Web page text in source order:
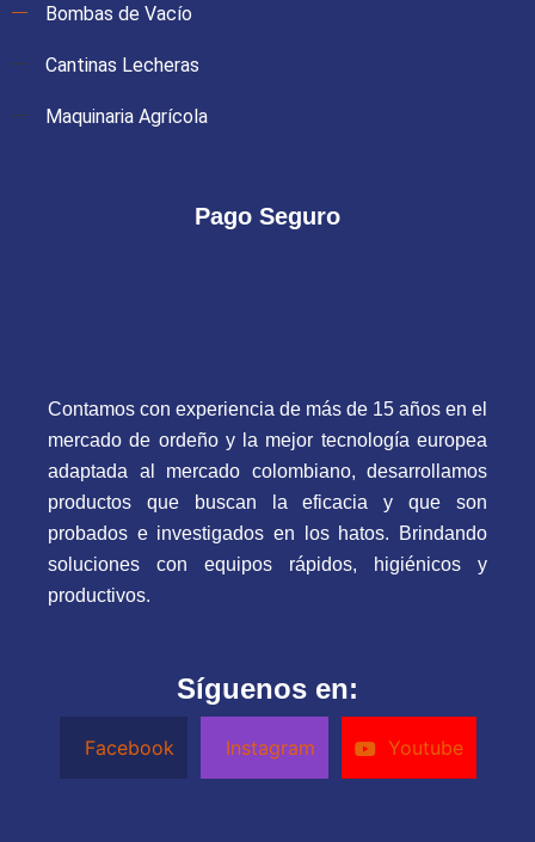
Bombas de Vacío
Cantinas Lecheras
Maquinaria Agrícola
Pago Seguro
Contamos con experiencia de más de 15 años en el
mercado de ordeño y la mejor tecnología europea
adaptada al mercado colombiano, desarrollamos
productos que buscan la eficacia y que son
probados e investigados en los hatos. Brindando
soluciones con equipos rápidos, higiénicos y
productivos.
Síguenos en:
Facebook Instagram Youtube